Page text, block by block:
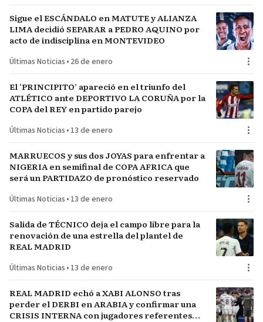
Sigue el ESCÁNDALO en MATUTE y ALIANZA
LIMA decidió SEPARAR a PEDRO AQUINO por
acto de indisciplina en MONTEVIDEO
Últimas Noticias • 26 de enero
El ‘PRINCIPITO’ apareció en el triunfo del
ATLÉTICO ante DEPORTIVO LA CORUÑA por la
COPA del REY en partido parejo
Últimas Noticias • 13 de enero
MARRUECOS y sus dos JOYAS para enfrentar a
NIGERIA en semifinal de COPA AFRICA que
será un PARTIDAZO de pronóstico reservado
Últimas Noticias • 13 de enero
Salida de TÉCNICO deja el campo libre para la
renovación de una estrella del plantel de
REAL MADRID
Últimas Noticias • 13 de enero
REAL MADRID echó a XABI ALONSO tras
perder el DERBI en ARABIA y confirmar una
CRISIS INTERNA con jugadores referentes